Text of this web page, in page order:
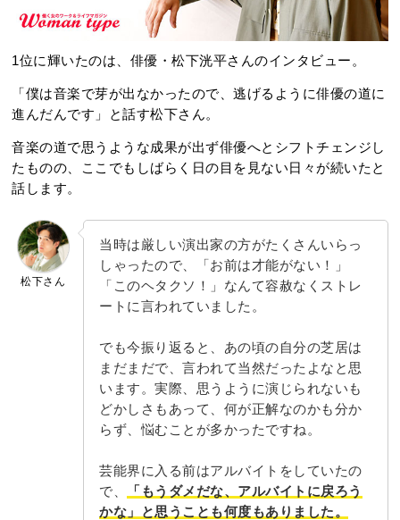
1位に輝いたのは、俳優・松下洸平さんのインタビュー。
「僕は音楽で芽が出なかったので、逃げるように俳優の道に
進んだんです」と話す松下さん。
音楽の道で思うような成果が出ず俳優へとシフトチェンジし
たものの、ここでもしばらく日の目を見ない日々が続いたと
話します。
松下さん
当時は厳しい演出家の方がたくさんいらっ
しゃったので、「お前は才能がない！」
「このヘタクソ！」なんて容赦なくストレ
ートに言われていました。
でも今振り返ると、あの頃の自分の芝居は
まだまだで、言われて当然だったよなと思
います。実際、思うように演じられないも
どかしさもあって、何が正解なのかも分か
らず、悩むことが多かったですね。
芸能界に入る前はアルバイトをしていたの
で、
「もうダメだな、アルバイトに戻ろう
かな」と思うことも何度もありました。